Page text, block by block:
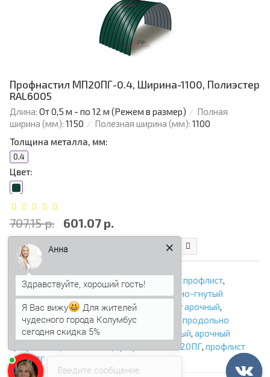
Профнастил МП20ПГ-0.4, Ширина-1100, Полиэстер
RAL6005
Длина: От 0,5 м - по 12 м (Режем в размер)
Полная
ширина (мм): 1150 Полезная ширина (мм): 1100
Толщина металла, мм:
0.4
Цвет:
707.15 р. 601.07 р.
В корзину
МП20ПГ,арочный профнастил , арочный профлист,
продольно-гнутый профнастил,продольно-гнутый
профлист,профнастил арочный профлист арочный,
профнастил продольно гнутый
профлист продольно
гнутый,арочный профнастил оцинкованный, арочный
профнастил МП20ПГ, профлист
МП20ПГ
Введите сообщение
Анна
Я Вас вижу
Для жителей
чудесного города Колумбус
сегодня скидка 5%